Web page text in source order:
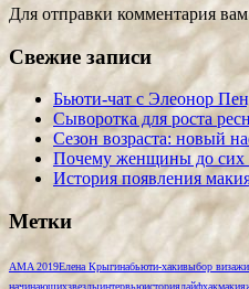
Для отправки комментария
Свежие записи
Бьюти-чат с Элеонор
Сыворотка для роста
Сезон возраста: новый
Почему женщины до сих
История появления
Метки
AMA 2019Елена Крыгинабьюти-хакивыбор
начинающихзвездыинтервьюисториялайфхак